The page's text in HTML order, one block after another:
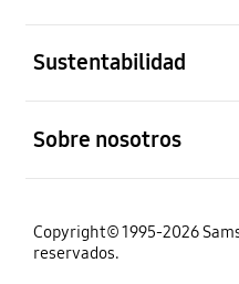
Sustentabilidad
Sobre nosotros
Copyright© 1995-2026
reservados.